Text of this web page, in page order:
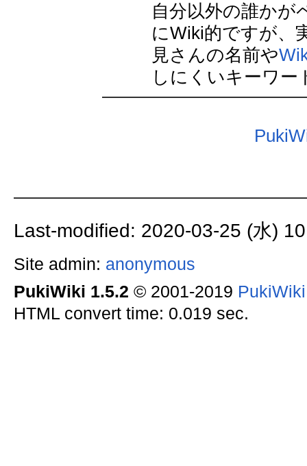
自分以外の誰かが
にWiki的ですが、
見さんの名前や
しにくいキーワ
Last-modified: 2020-03-25 (水)
Site admin: anonymous
PukiWiki 1.5.2 © 2001-2019
HTML convert time: 0.019 sec.